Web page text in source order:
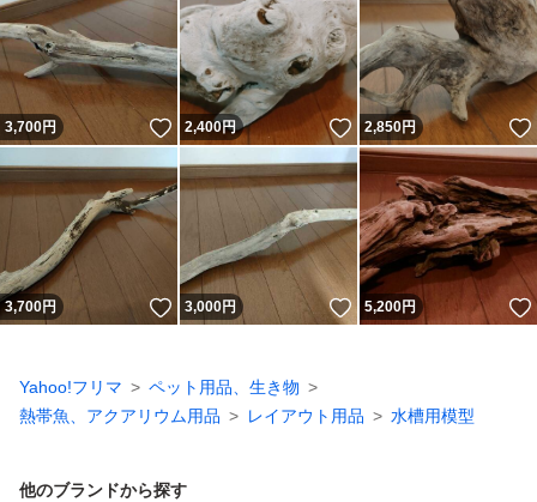
3,700円 いいね！
2,400円 いいね！
2,850円
3,700円 いいね！
3,000円 いいね！
5,200円
Yahoo!フリマ
ペット用品、生き物
熱帯魚、アクアリウム用品
レイアウト用品 水槽用模型
他のブランドから探す